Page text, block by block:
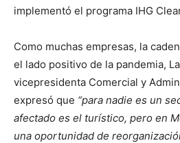
implementó el programa IHG
Como muchas empresas, la
el lado positivo de la pandemia,
vicepresidenta Comercial y
expresó que “para nadie es un
afectado es el turístico, pero en
una oportunidad de